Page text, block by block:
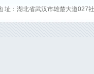
址：湖北省武汉市雄楚大道027